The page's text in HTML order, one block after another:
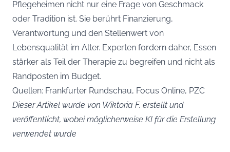
Pflegeheimen nicht nur eine Frage von Geschmack
oder Tradition ist. Sie berührt Finanzierung,
Verantwortung und den Stellenwert von
Lebensqualität im Alter. Experten fordern daher, Essen
stärker als Teil der Therapie zu begreifen und nicht als
Randposten im Budget.
Quellen: Frankfurter Rundschau, Focus Online, PZC
Dieser Artikel wurde von Wiktoria F. erstellt und
veröffentlicht, wobei möglicherweise KI für die Erstellung
verwendet wurde